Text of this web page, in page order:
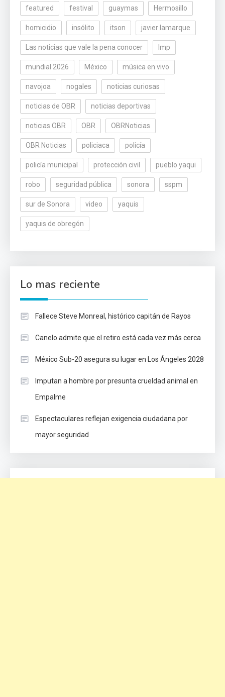
featured festival guaymas Hermosillo
homicidio insólito itson javier lamarque
Las noticias que vale la pena conocer lmp
mundial 2026 México música en vivo
navojoa nogales noticias curiosas
noticias de OBR noticias deportivas
noticias OBR OBR OBRNoticias
OBR Noticias policiaca policía
policía municipal protección civil pueblo yaqui
robo seguridad pública sonora sspm
sur de Sonora video yaquis
yaquis de obregón
Lo mas reciente
Fallece Steve Monreal, histórico capitán de Rayos
Canelo admite que el retiro está cada vez más cerca
México Sub-20 asegura su lugar en Los Ángeles 2028
Imputan a hombre por presunta crueldad animal en
Empalme
Espectaculares reflejan exigencia ciudadana por
mayor seguridad